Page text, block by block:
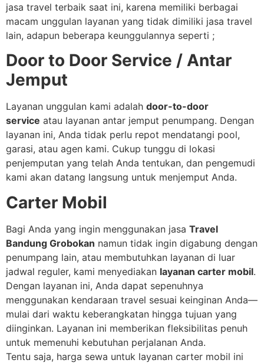
jasa travel terbaik saat ini, karena memiliki berbagai
macam unggulan layanan yang tidak dimiliki jasa travel
lain, adapun beberapa keunggulannya seperti ;
Door to Door Service / Antar
Jemput
Layanan unggulan kami adalah door-to-door
service atau layanan antar jemput penumpang. Dengan
layanan ini, Anda tidak perlu repot mendatangi pool,
garasi, atau agen kami. Cukup tunggu di lokasi
penjemputan yang telah Anda tentukan, dan pengemudi
kami akan datang langsung untuk menjemput Anda.
Carter Mobil
Bagi Anda yang ingin menggunakan jasa Travel
Bandung Grobokan namun tidak ingin digabung dengan
penumpang lain, atau membutuhkan layanan di luar
jadwal reguler, kami menyediakan layanan carter mobil.
Dengan layanan ini, Anda dapat sepenuhnya
menggunakan kendaraan travel sesuai keinginan Anda—
mulai dari waktu keberangkatan hingga tujuan yang
diinginkan. Layanan ini memberikan fleksibilitas penuh
untuk memenuhi kebutuhan perjalanan Anda.
Tentu saja, harga sewa untuk layanan carter mobil ini